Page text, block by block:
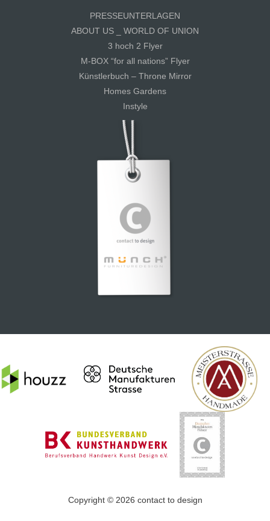
PRESSEUNTERLAGEN
ABOUT US _ WORLD OF UNION
3 hoch 2 Flyer
M-BOX “for all nations” Flyer
Künstlerbuch – Throne Mirror
Homes Gardens
Instyle
Copyright © 2026 contact to design